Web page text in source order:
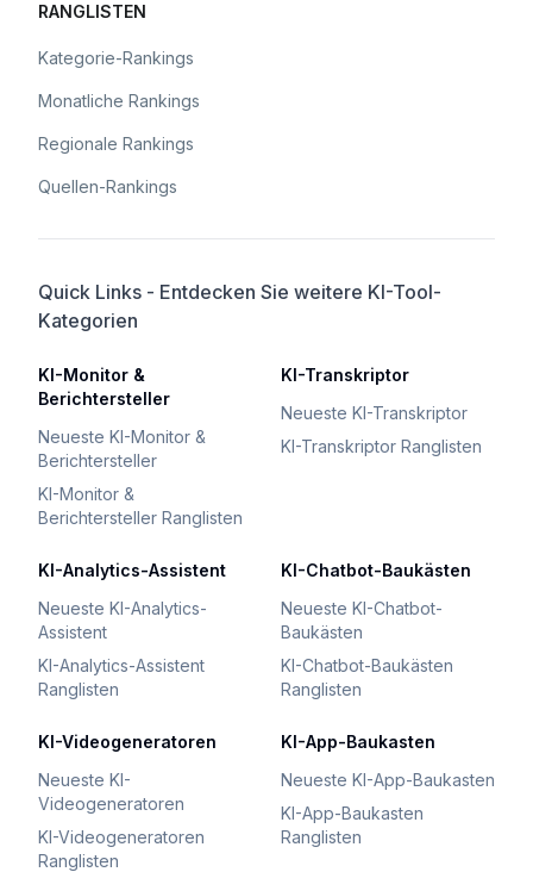
RANGLISTEN
Kategorie-Rankings
Monatliche Rankings
Regionale Rankings
Quellen-Rankings
Quick Links - Entdecken Sie weitere KI-Tool-
Kategorien
KI-Monitor &
Berichtersteller
Neueste KI-Monitor &
Berichtersteller
KI-Monitor &
Berichtersteller Ranglisten
KI-Transkriptor
Neueste KI-Transkriptor
KI-Transkriptor Ranglisten
KI-Analytics-Assistent
Neueste KI-Analytics-
Assistent
KI-Analytics-Assistent
Ranglisten
KI-Chatbot-Baukästen
Neueste KI-Chatbot-
Baukästen
KI-Chatbot-Baukästen
Ranglisten
KI-Videogeneratoren
Neueste KI-
Videogeneratoren
KI-Videogeneratoren
Ranglisten
KI-App-Baukasten
Neueste KI-App-Baukasten
KI-App-Baukasten
Ranglisten